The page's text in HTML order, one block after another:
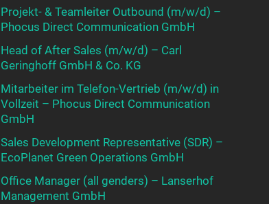
Projekt- & Teamleiter Outbound (m/w/d) –
Phocus Direct Communication GmbH
Head of After Sales (m/w/d) – Carl
Geringhoff GmbH & Co. KG
Mitarbeiter im Telefon-Vertrieb (m/w/d) in
Vollzeit – Phocus Direct Communication
GmbH
Sales Development Representative (SDR) –
EcoPlanet Green Operations GmbH
Office Manager (all genders) – Lanserhof
Management GmbH